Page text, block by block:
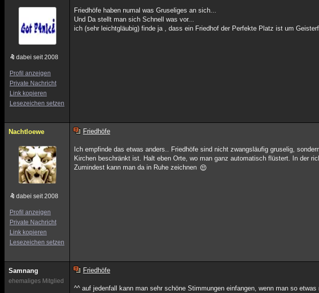
dabei seit 2008
Profil anzeigen
Private Nachricht
Link kopieren
Lesezeichen setzen
Friedhöfe haben numal was Gruseliges an sich...
Und Da stellt man sich Schnell was vor...
ich (sehr leichtgläubig) finde ja , dass ein Friedhof der Perfekte Platz ist um
Nachtloewe
dabei seit 2008
Profil anzeigen
Private Nachricht
Link kopieren
Lesezeichen setzen
Friedhöfe
Ich empfinde das etwas anders.. Friedhöfe sind nicht zwangsläufig gruselig,
Kirchen beschränkt ist. Halt eben Orte, wo man ganz automatisch flüstert. In der
Zumindest kann man da in Ruhe zeichnen
Samnang
ehemaliges Mitglied
Friedhöfe
^^ auf jedenfall kann man sehr schöne Stimmungen einfangen, wenn man so